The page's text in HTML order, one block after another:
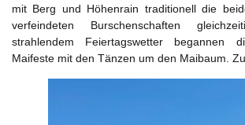
mit Berg und Höhenrain traditionell die
verfeindeten Burschenschaften
strahlendem Feiertagswetter begannen
Maifeste mit den Tänzen um den Maibaum.